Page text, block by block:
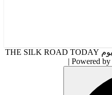
Copyright © 2026 طريق الحرير اليوم THE SILK ROAD TODAY
| Powered by